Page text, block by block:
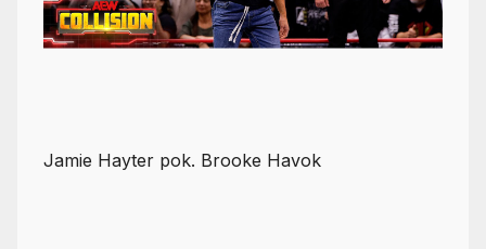
Jamie Hayter pok. Brooke Havok